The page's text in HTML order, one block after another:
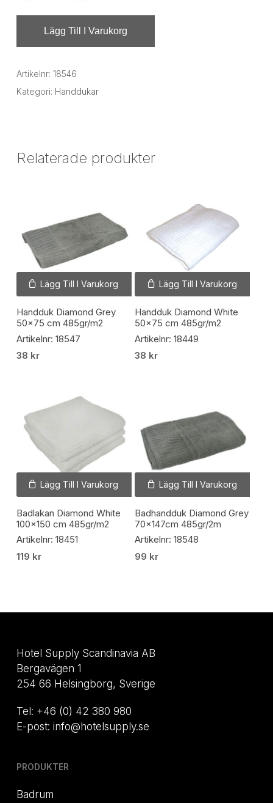
Lägg Till I Varukorg
Artikelnr: 18546
Kategori: Handdukar
Relaterade produkter
Lägg Till I Varukorg
Handduk Diamond Grey
50×75 cm 485gr/m2
Artikelnr: 18547
38 kr
Lägg Till I Varukorg
Handduk Diamond White
50×75 cm 485gr/m2
Artikelnr: 18449
38 kr
Lägg Till I Varukorg
Badlakan Diamond White
100×150 cm 485gr/m2
Artikelnr: 18451
119 kr
Lägg Till I Varukorg
Badhandduk Diamond Grey
70x147cm 485gr/2m
Artikelnr: 18548
99 kr
Hotel Supply Scandinavia AB
Bergavägen 1
254 66 Helsingborg, Sverige
Tel: +46 (0) 42 380 980
E-post: info@hotelsupply.se
PRODUKTER
Badrum